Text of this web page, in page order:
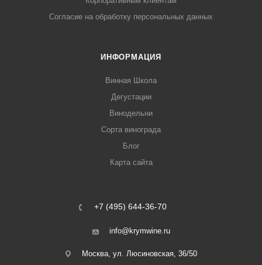
Согласие на обработку персональных данных
ИНФОРМАЦИЯ
Винная Школа
Дегустации
Винодельни
Сорта винограда
Блог
Карта сайта
+7 (495) 644-36-70
info@krymwine.ru
Москва, ул. Люсиновская, 36/50